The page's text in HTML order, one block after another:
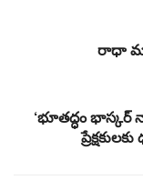
రాధా
‘భూతద్ధం